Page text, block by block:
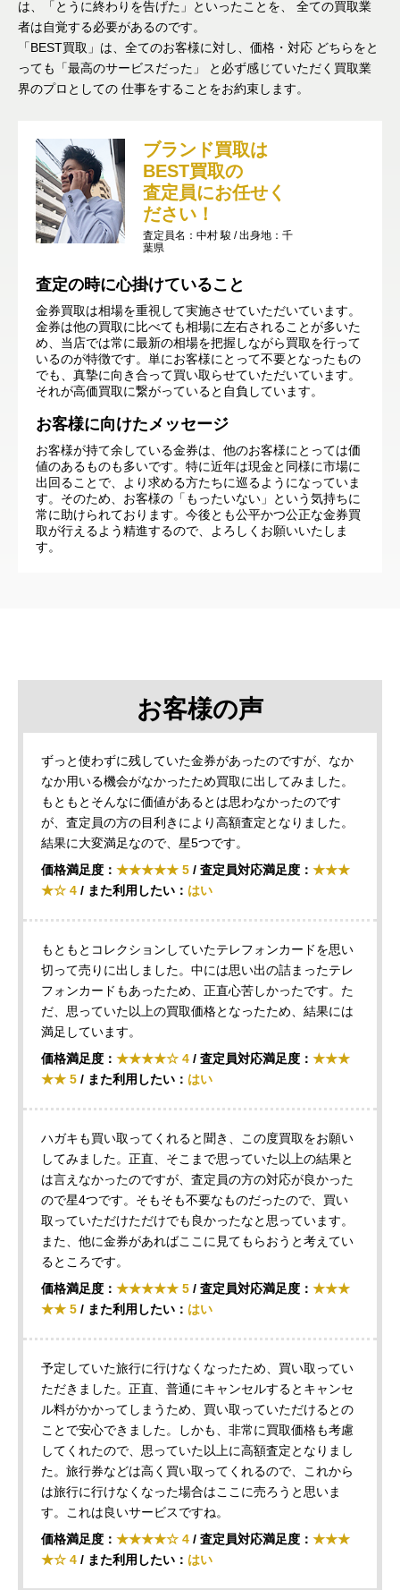
は、「とうに終わりを告げた」といったことを、
全ての買取業
者は自覚する必要があるのです。
「BEST買取」は、全てのお客様に対し、価格・対応 どちらをと
っても「最高のサービスだった」
と必ず感じていただく買取業
界のプロとしての 仕事をすることをお約束します。
ブランド買取は
BEST買取の
査定員にお任せく
ださい！
査定員名：中村 駿 / 出身地：千
葉県
査定の時に心掛けていること
金券買取は相場を重視して実施させていただいています。
金券は他の買取に比べても相場に左右されることが多いた
め、当店では常に最新の相場を把握しながら買取を行って
いるのが特徴です。単にお客様にとって不要となったもの
でも、真摯に向き合って買い取らせていただいています。
それが高価買取に繋がっていると自負しています。
お客様に向けたメッセージ
お客様が持て余している金券は、他のお客様にとっては価
値のあるものも多いです。特に近年は現金と同様に市場に
出回ることで、より求める方たちに巡るようになっていま
す。そのため、お客様の「もったいない」という気持ちに
常に助けられております。今後とも公平かつ公正な金券買
取が行えるよう精進するので、よろしくお願いいたしま
す。
お客様の声
ずっと使わずに残していた金券があったのですが、なか
なか用いる機会がなかったため買取に出してみました。
もともとそんなに価値があるとは思わなかったのです
が、査定員の方の目利きにより高額査定となりました。
結果に大変満足なので、星5つです。
価格満足度： ★★★★★ 5 / 査定員対応満足度： ★★★
★☆ 4 / また利用したい： はい
もともとコレクションしていたテレフォンカードを思い
切って売りに出しました。中には思い出の詰まったテレ
フォンカードもあったため、正直心苦しかったです。た
だ、思っていた以上の買取価格となったため、結果には
満足しています。
価格満足度： ★★★★☆ 4 / 査定員対応満足度： ★★★
★★ 5 / また利用したい： はい
ハガキも買い取ってくれると聞き、この度買取をお願い
してみました。正直、そこまで思っていた以上の結果と
は言えなかったのですが、査定員の方の対応が良かった
ので星4つです。そもそも不要なものだったので、買い
取っていただけただけでも良かったなと思っています。
また、他に金券があればここに見てもらおうと考えてい
るところです。
価格満足度： ★★★★★ 5 / 査定員対応満足度： ★★★
★★ 5 / また利用したい： はい
予定していた旅行に行けなくなったため、買い取ってい
ただきました。正直、普通にキャンセルするとキャンセ
ル料がかかってしまうため、買い取っていただけるとの
ことで安心できました。しかも、非常に買取価格も考慮
してくれたので、思っていた以上に高額査定となりまし
た。旅行券などは高く買い取ってくれるので、これから
は旅行に行けなくなった場合はここに売ろうと思いま
す。これは良いサービスですね。
価格満足度： ★★★★☆ 4 / 査定員対応満足度： ★★★
★☆ 4 / また利用したい： はい